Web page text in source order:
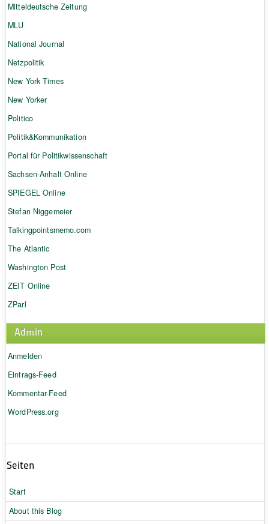
Mitteldeutsche Zeitung
MLU
National Journal
Netzpolitik
New York Times
New Yorker
Politico
Politik&Kommunikation
Portal für Politikwissenschaft
Sachsen-Anhalt Online
SPIEGEL Online
Stefan Niggemeier
Talkingpointsmemo.com
The Atlantic
Washington Post
ZEIT Online
ZParl
Admin
Anmelden
Eintrags-Feed
Kommentar-Feed
WordPress.org
Seiten
Start
About this Blog